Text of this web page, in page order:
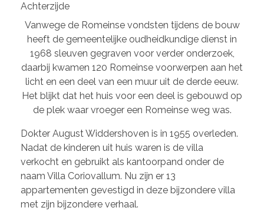
Achterzijde
Vanwege de Romeinse vondsten tijdens de bouw
heeft de gemeentelijke oudheidkundige dienst in
1968 sleuven gegraven voor verder onderzoek,
daarbij kwamen 120 Romeinse voorwerpen aan het
licht en een deel van een muur uit de derde eeuw.
Het blijkt dat het huis voor een deel is gebouwd op
de plek waar vroeger een Romeinse weg was.
Dokter August Widdershoven is in 1955 overleden.
Nadat de kinderen uit huis waren is de villa
verkocht en gebruikt als kantoorpand onder de
naam Villa Coriovallum. Nu zijn er 13
appartementen gevestigd in deze bijzondere villa
met zijn bijzondere verhaal.